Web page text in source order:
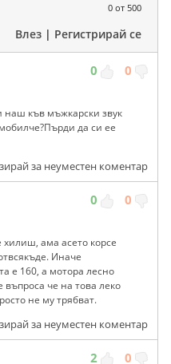
0 от 500
Влез | Регистрирай се
0 0
наш къв мъжкарски звук
да си ее
за неуместен коментар
0 0
ама асето корсе
Иначе
е 160, а мотора лесно
въпроса че на това леко
не му трябват.
за неуместен коментар
2 0